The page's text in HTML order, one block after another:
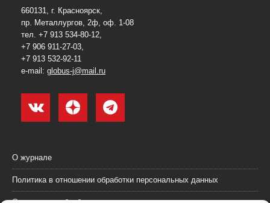
660131, г. Красноярск,
пр. Металлургов, 2ф, оф. 1-08
тел. +7 913 534-80-12,
+7 906 911-27-03,
+7 913 532-92-11
e-mail: globus-j@mail.ru
О журнале
Политика в отношении обработки персональных данных